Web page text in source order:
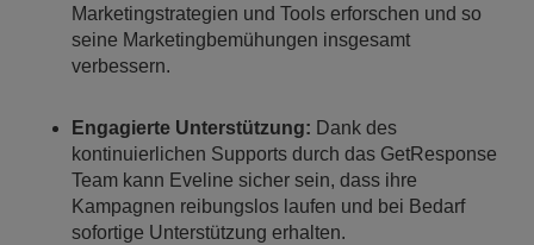
Marketingstrategien und Tools erforschen und so
seine Marketingbemühungen insgesamt
verbessern.
Engagierte Unterstützung: Dank des
kontinuierlichen Supports durch das GetResponse
Team kann Eveline sicher sein, dass ihre
Kampagnen reibungslos laufen und bei Bedarf
sofortige Unterstützung erhalten.